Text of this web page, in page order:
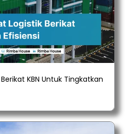
KBN Untuk Tingkatkan